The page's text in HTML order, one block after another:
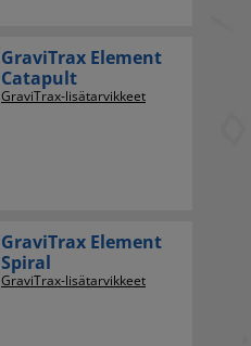
GraviTrax Element
Catapult
GraviTrax-lisätarvikkeet
GraviTrax Element
Spiral
GraviTrax-lisätarvikkeet